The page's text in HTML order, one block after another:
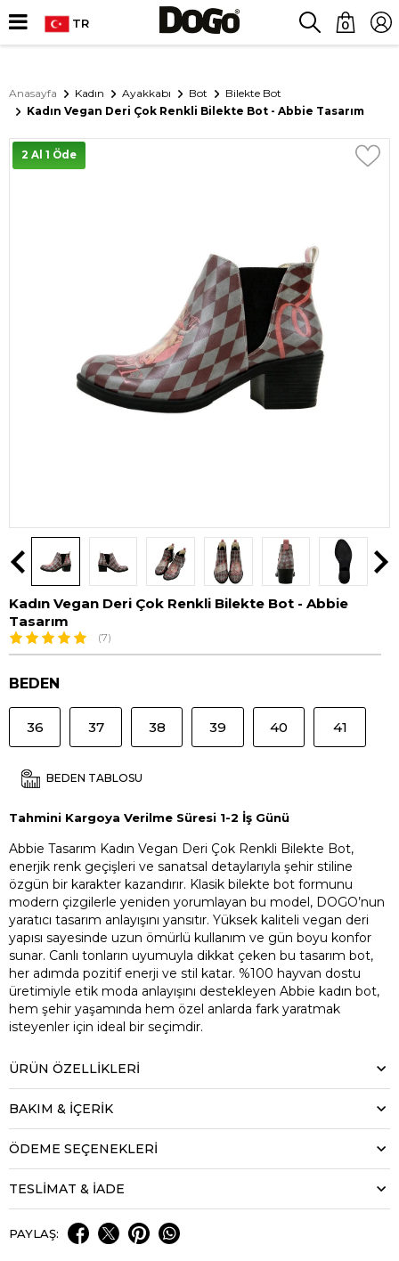
TR 0
Anasayfa Kadın Ayakkabı Bot
Bilekte Bot
Kadın Vegan Deri Çok Renkli Bilekte Bot - Abbie Tasarım
2 Al 1 Öde
Kadın Vegan Deri Çok Renkli Bilekte Bot - Abbie
Tasarım
(7)
BEDEN
36 37 38 39 40 41
BEDEN TABLOSU
Tahmini Kargoya Verilme Süresi 1-2 İş Günü
Abbie Tasarım Kadın Vegan Deri Çok Renkli Bilekte Bot,
enerjik renk geçişleri ve sanatsal detaylarıyla şehir stiline
özgün bir karakter kazandırır. Klasik bilekte bot formunu
modern çizgilerle yeniden yorumlayan bu model, DOGO’nun
yaratıcı tasarım anlayışını yansıtır. Yüksek kaliteli vegan deri
yapısı sayesinde uzun ömürlü kullanım ve gün boyu konfor
sunar. Canlı tonların uyumuyla dikkat çeken bu tasarım bot,
her adımda pozitif enerji ve stil katar. %100 hayvan dostu
üretimiyle etik moda anlayışını destekleyen Abbie kadın bot,
hem şehir yaşamında hem özel anlarda fark yaratmak
isteyenler için ideal bir seçimdir.
ÜRÜN ÖZELLIKLERI
BAKIM & İÇERİK
ÖDEME SEÇENEKLERI
TESLİMAT & İADE
PAYLAŞ: